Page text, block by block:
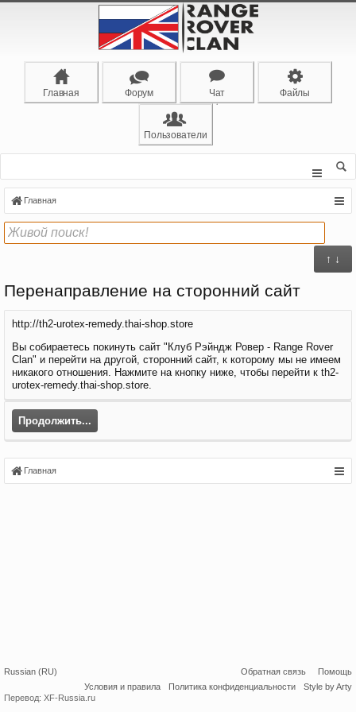
Главная Форум Чат Файлы
Пользователи
Главная
↑ ↓
Перенаправление на сторонний сайт
http://th2-urotex-remedy.thai-shop.store
Вы собираетесь покинуть сайт "Клуб Рэйндж Ровер - Range Rover
Clan" и перейти на другой, сторонний сайт, к которому мы не имеем
никакого отношения. Нажмите на кнопку ниже, чтобы перейти к th2-
urotex-remedy.thai-shop.store.
Продолжить...
Главная
Russian (RU) Обратная связь
Помощь
Условия и правила
Политика конфиденциальности
Style by Arty
Перевод: XF-Russia.ru